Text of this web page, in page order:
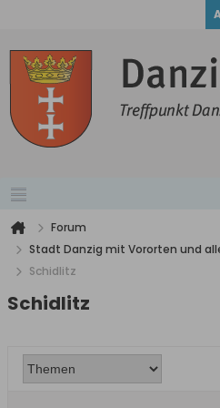
Forum
Stadt Danzig mit Vororten und
Schidlitz
Schidlitz